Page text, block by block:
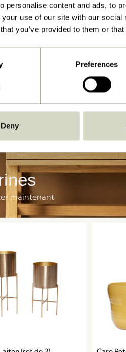
personalise content and ads, to
your use of our site with our
you’ve provided to them or
Preferences
Deny
maintenant